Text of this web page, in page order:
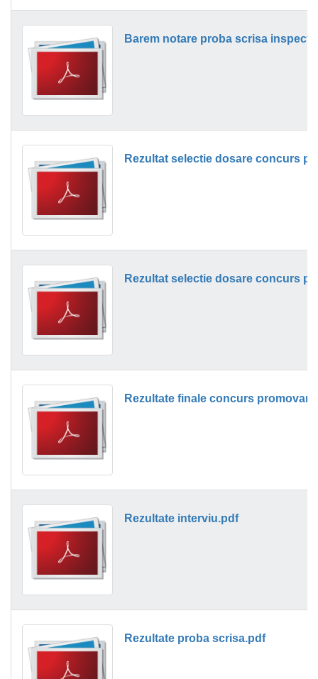
Rezultate finale concurs
Rezultate interviu.pdf
Rezultate proba scrisa.pdf